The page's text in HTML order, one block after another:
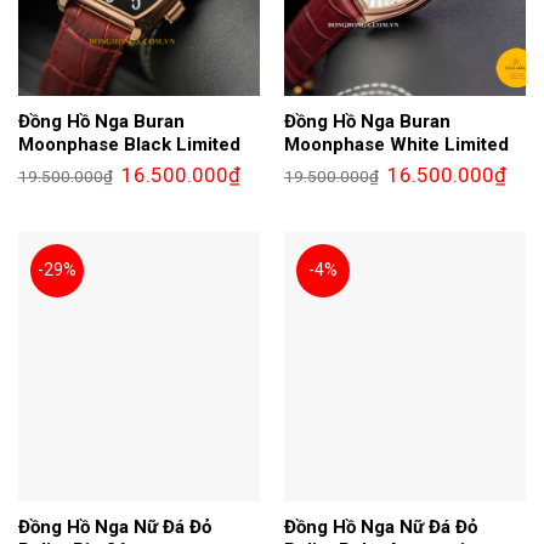
Đồng Hồ Nga Buran
Moonphase Black Limited
19.500.000₫ Giá
gốc
16.500.000₫Giá
hiện
Đồng Hồ Nga Buran
Moonphase White Limited
19.500.000₫ Giá
gốc
16.500.000₫Giá
hiện
-29%
Đồng Hồ Nga Nữ Đá Đỏ
-4%
Đồng Hồ Nga Nữ Đá Đỏ